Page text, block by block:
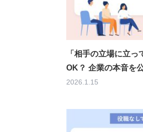
「相手の立場に立
OK？ 企業の本音を
2026.1.15